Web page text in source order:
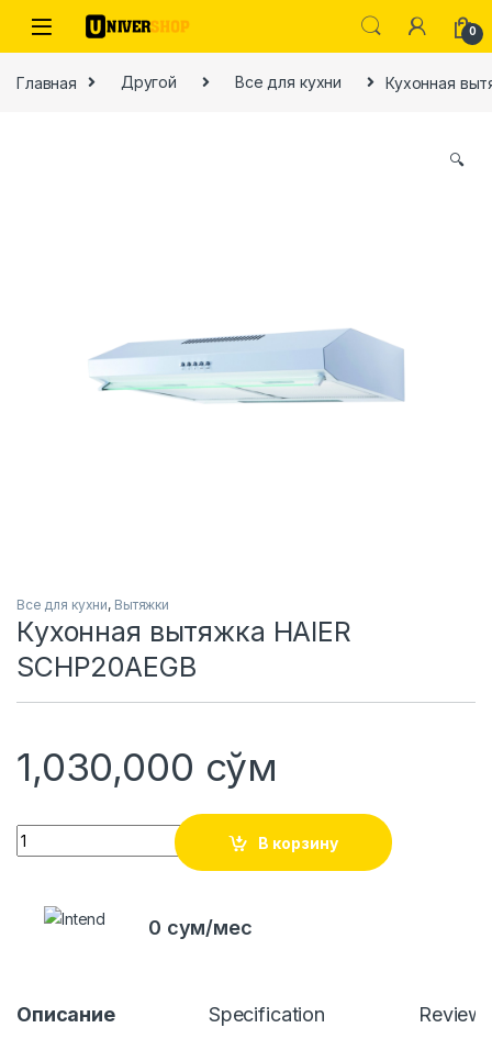
Skip to navigation
Skip to content
0
Главная Другой Все для кухни Кухонная
🔍
Все для кухни, Вытяжки
Кухонная вытяжка HAIER
SCHP20AEGB
1,030,000 сўм
Quantity
В корзину
0 сум/мес
Описание Specification